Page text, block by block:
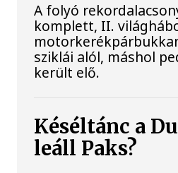
A folyó
komplett, II.
sziklái alól, máshol
került elő.
Késéltánc a
leáll Paks?